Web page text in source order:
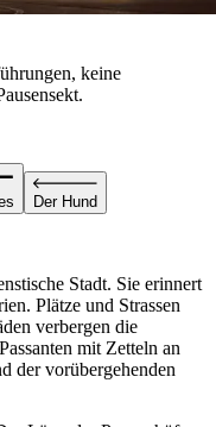
keine
Der Hund
Stadt. Sie erinnert
Plätze und Strassen
verbergen die
mit Zetteln an
der vorübergehenden